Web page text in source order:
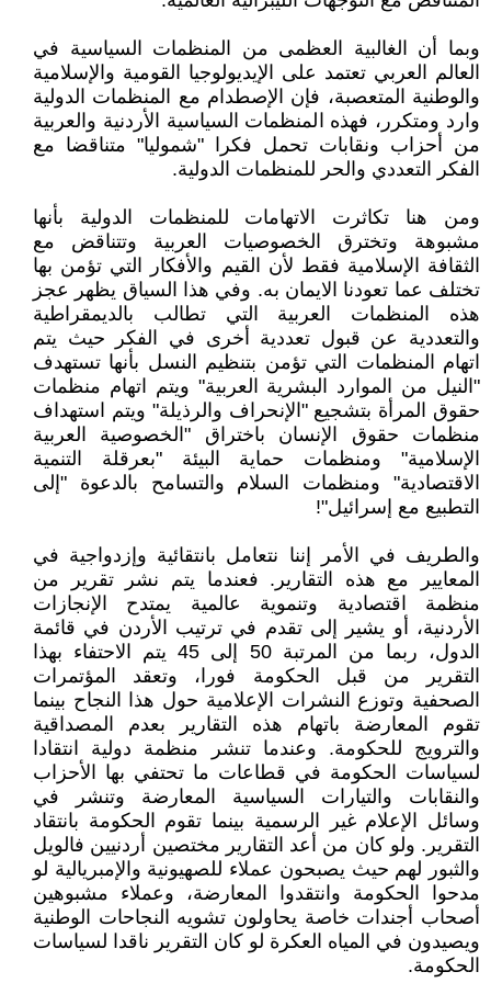
وبما أن الغالبية العظمى من المنظمات السياسية في
العالم العربي تعتمد على الإيديولوجيا القومية والإسلامية
والوطنية المتعصبة، فإن الإصطدام مع المنظمات الدولية
وارد ومتكرر، فهذه المنظمات السياسية الأردنية والعربية
من أحزاب ونقابات تحمل فكرا "شموليا" متناقضا مع
الفكر التعددي والحر للمنظمات الدولية.
ومن هنا تكاثرت الاتهامات للمنظمات الدولية بأنها
مشبوهة وتخترق الخصوصيات العربية وتتناقض مع
الثقافة الإسلامية فقط لأن القيم والأفكار التي تؤمن بها
تختلف عما تعودنا الايمان به. وفي هذا السياق يظهر عجز
هذه المنظمات العربية التي تطالب بالديمقراطية
والتعددية عن قبول تعددية أخرى في الفكر حيث يتم
اتهام المنظمات التي تؤمن بتنظيم النسل بأنها تستهدف
"النيل من الموارد البشرية العربية" ويتم اتهام منظمات
حقوق المرأة بتشجيع "الإنحراف والرذيلة" ويتم استهداف
منظمات حقوق الإنسان باختراق "الخصوصية العربية
الإسلامية" ومنظمات حماية البيئة "بعرقلة التنمية
الاقتصادية" ومنظمات السلام والتسامح بالدعوة "إلى
التطبيع مع إسرائيل"!
والطريف في الأمر إننا نتعامل بانتقائية وإزدواجية في
المعايير مع هذه التقارير. فعندما يتم نشر تقرير من
منظمة اقتصادية وتنموية عالمية يمتدح الإنجازات
الأردنية، أو يشير إلى تقدم في ترتيب الأردن في قائمة
الدول، ربما من المرتبة 50 إلى 45 يتم الاحتفاء بهذا
التقرير من قبل الحكومة فورا، وتعقد المؤتمرات
الصحفية وتوزع النشرات الإعلامية حول هذا النجاح بينما
تقوم المعارضة باتهام هذه التقارير بعدم المصداقية
والترويج للحكومة. وعندما تنشر منظمة دولية انتقادا
لسياسات الحكومة في قطاعات ما تحتفي بها الأحزاب
والنقابات والتيارات السياسية المعارضة وتنشر في
وسائل الإعلام غير الرسمية بينما تقوم الحكومة بانتقاد
التقرير. ولو كان من أعد التقارير مختصين أردنيين فالويل
والثبور لهم حيث يصبحون عملاء للصهيونية والإمبريالية لو
مدحوا الحكومة وانتقدوا المعارضة، وعملاء مشبوهين
أصحاب أجندات خاصة يحاولون تشويه النجاحات الوطنية
ويصيدون في المياه العكرة لو كان التقرير ناقدا لسياسات
الحكومة.